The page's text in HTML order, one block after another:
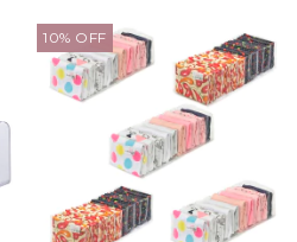
10% OFF